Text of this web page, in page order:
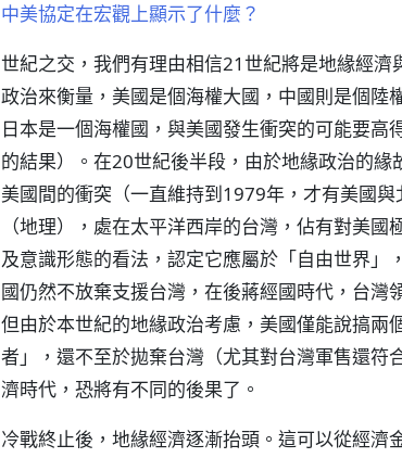
中美協定在宏觀上顯示了什麼？
世紀之交，我們有理由相信21世紀將是地緣經
政治來衡量，美國是個海權大國，中國則是個
日本是一個海權國，與美國發生衝突的可能要
的結果）。在20世紀後半段，由於地緣政治的
美國間的衝突（一直維持到1979年，才有美國
（地理），處在太平洋西岸的台灣，佔有對美
及意識形態的看法，認定它應屬於「自由世界
國仍然不放棄支援台灣，在後蔣經國時代，台灣
但由於本世紀的地緣政治考慮，美國僅能說搞兩
者」，還不至於拋棄台灣（尤其對台灣軍售還
濟時代，恐將有不同的後果了。
冷戰終止後，地緣經濟逐漸抬頭。這可以從經